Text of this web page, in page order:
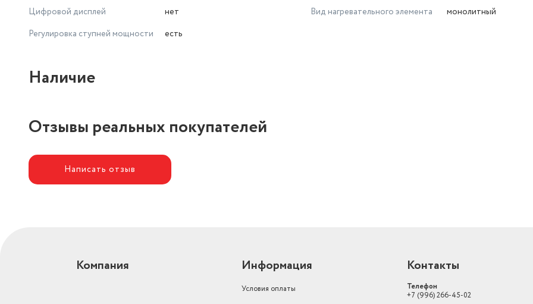
Цифровой дисплей
нет
Регулировка ступней мощности
есть
Вид нагревательного элемента
монолитный
Наличие
Отзывы реальных покупателей
Написать отзыв
Компания Информация
Условия оплаты
Контакты
Телефон
+7 (996) 266-45-02